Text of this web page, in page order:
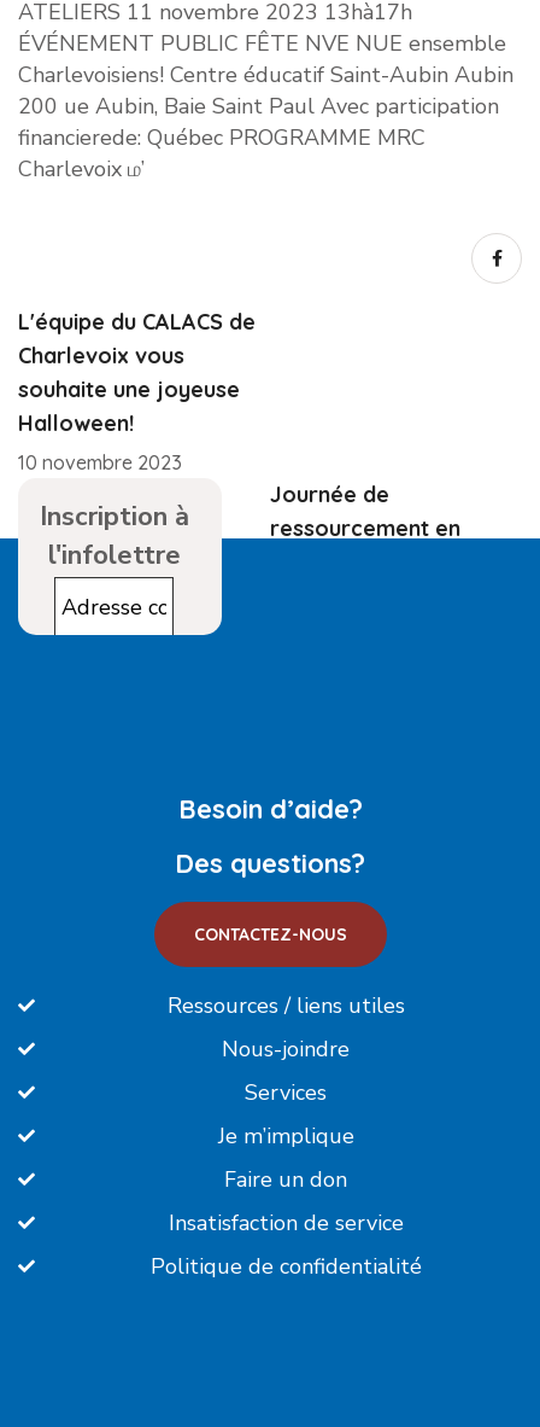
L'équipe du CALACS de
Charlevoix vous
souhaite une joyeuse
Halloween!
10 novembre 2023
Journée de
ressourcement en
Inscription à
l'infolettre
Besoin d’aide?
Des questions?
CONTACTEZ-NOUS
Ressources / liens utiles
Nous-joindre
Services
Je m’implique
Faire un don
Insatisfaction de service
Politique de confidentialité